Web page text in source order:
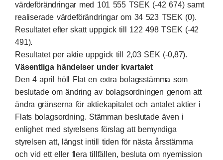
värdeförändringar med 101 555 TSEK (-42 674) samt
realiserade värdeförändringar om 34 523 TSEK (0).
Resultatet efter skatt uppgick till 122 498 TSEK (-42
491).
Resultatet per aktie uppgick till 2,03 SEK (-0,87).
Väsentliga händelser under kvartalet
Den 4 april höll Flat en extra bolagsstämma som
beslutade om ändring av bolagsordningen genom att
ändra gränserna för aktiekapitalet och antalet aktier i
Flats bolagsordning. Stämman beslutade även i
enlighet med styrelsens förslag att bemyndiga
styrelsen att, längst intill tiden för nästa årsstämma
och vid ett eller flera tillfällen, besluta om nyemission